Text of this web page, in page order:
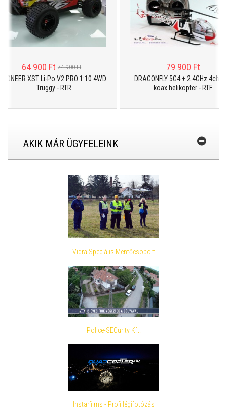
64 900 Ft 74 900 Ft
XST Li-Po V2 PRO 1:10 4WD
Truggy - RTR
79 900 Ft
DRAGONFLY 5G4 + 2.4GHz 4ch R/C
koax helikopter - RTF
AKIK MÁR ÜGYFELEINK
Vidra Speciális Mentőcsoport
Police-SECurity Kft.
Instarfilms - Profi légifotózás